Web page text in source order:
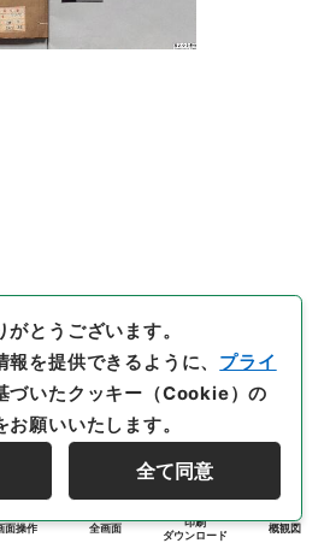
面操作 全画面
印刷
ダウンロード
概観図
とうございます。
を提供できるように、 プライ
づいたクッキー（Cookie）の
願いいたします。
全て同意